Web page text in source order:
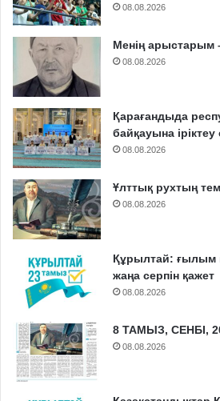
08.08.2026
Менің арыстарым
08.08.2026
Қарағандыда
байқауына
08.08.2026
Ұлттық рухтың
08.08.2026
Құрылтай: ғылым
жаңа серпін қажет
08.08.2026
8 ТАМЫЗ, СЕНБІ,
08.08.2026